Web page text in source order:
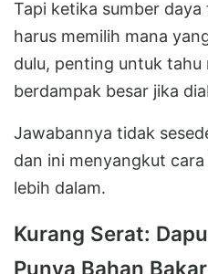
Tapi ketika sumber
harus memilih mana
dulu, penting untuk tahu
berdampak besar jika
Jawabannya tidak
dan ini menyangkut
lebih dalam.
Kurang Serat:
Punya Bahan Bakar